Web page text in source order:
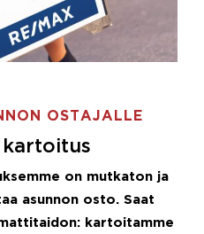
OSTAJALLE
kartoitus
on mutkaton ja
asunnon osto. Saat
kartoitamme